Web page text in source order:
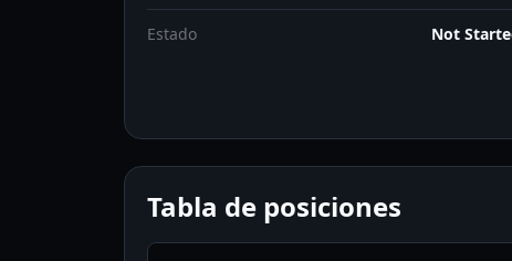
Estado Not
Tabla de posiciones